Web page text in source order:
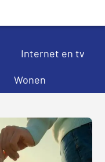
Internet en tv
Wonen